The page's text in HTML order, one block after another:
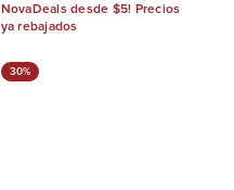
NovaDeals desde $5! Precios
ya rebajados
30%